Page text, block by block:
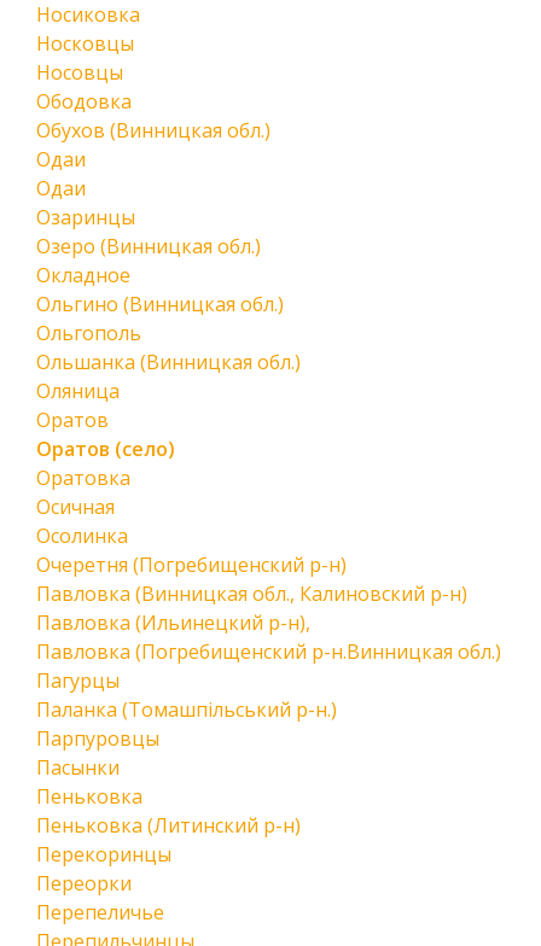
Носиковка
Носковцы
Носовцы
Ободовка
Обухов (Винницкая обл.)
Одаи
Одаи
Озаринцы
Озеро (Винницкая обл.)
Окладное
Ольгино (Винницкая обл.)
Ольгополь
Ольшанка (Винницкая обл.)
Оляница
Оратов
Оратов (село)
Оратовка
Осичная
Осолинка
Очеретня (Погребищенский р-н)
Павловка (Винницкая обл., Калиновский р-н)
Павловка (Ильинецкий р-н),
Павловка (Погребищенский р-н.Винницкая обл.)
Пагурцы
Паланка (Томашпільський р-н.)
Парпуровцы
Пасынки
Пеньковка
Пеньковка (Литинский р-н)
Перекоринцы
Переорки
Перепеличье